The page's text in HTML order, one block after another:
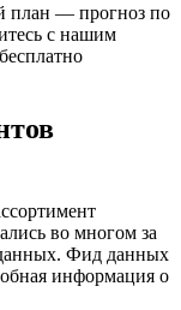
план — прогноз по
с нашим
во многом за
Фид данных
информация о